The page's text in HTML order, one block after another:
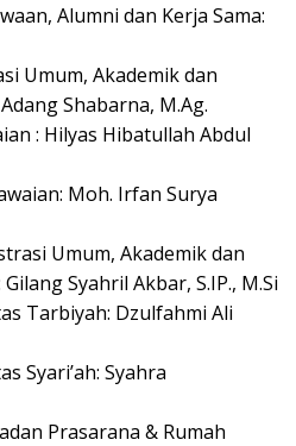
Alumni dan Kerja Sama:
Umum, Akademik dan
Shabarna, M.Ag.
: Hilyas Hibatullah Abdul
Moh. Irfan Surya
Umum, Akademik dan
Syahril Akbar, S.IP., M.Si
Tarbiyah: Dzulfahmi Ali
Syari’ah: Syahra
Prasarana & Rumah